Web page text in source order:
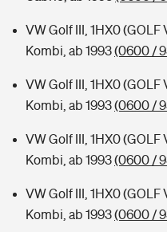
VW Golf III, 1HX0 (GOLF
Kombi, ab 1993(0600 /
VW Golf III, 1HX0 (GOLF
Kombi, ab 1993(0600 /
VW Golf III, 1HX0 (GOLF
Kombi, ab 1993(0600 /
VW Golf III, 1HX0 (GOLF
Kombi, ab 1993(0600 /